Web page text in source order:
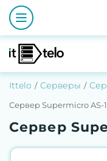
Ittelo Серверы
Сервер Supermicro AS-
Сервер